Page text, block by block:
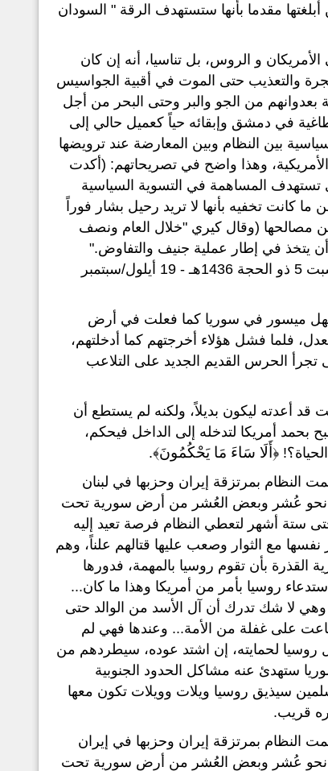
مقدما بأنها ستستهدف الرقة " السودان
و الروس، بل تناسيا، أنه إن كان
والتعذيب حتى الموت في أقبية الجواسيس
من الجو والبر وحتى البحر من أجل
في دمشق وإبقائه حياً كعميل حالي إلى
بين النظام وبين المعارضة عند ترويضها
وهذا واضح في تصريحاتهم: (أكدت
تستهدف المساهمة في التسوية السياسية
أصبحت تعلن ما كانت تخفيه بأنها لا تريد رحيل بشار فوراً
مصالحها (وقال كيري "خلال العام ونصف
يتخذ في إطار عملية جنيف والتفاوض."
وأضاف "ليس بالضرورة أن يكون من اليوم الأول أو الشهر الأول..." العربية السبت 5 ذو الحجة 1436هـ - 19 أيلول/سبتمبر
ميسور في سوريا كما فعلت في أرض
فلما فشل هؤلاء أخرجتهم كما أدخلتهم،
الحرس القديم الجديد على التلاعب
قد أعدته ليكون بديلاً، ولكنه لم يستطع أن
أمريكا لتدخله إلى الداخل فيحكم،
﴿أَلَا سَاءَ مَا يَحْكُمُونَ﴾.
بمرتزقة إيران وحزبها في لبنان
نحو عُشر وبعض العُشر من أرض سورية تحت
ستة أشهر لتعطي النظام فرصة تعيد إليه
مع الثوار وصعب عليها قتالهم علناً، وهم
القذرة بأن تقوم روسيا بالمهمة، فدورها
روسيا بأمر من أمريكا وهذا ما كان...
لا شك تدرك أن آل الأسد من الوالد حتى
على غفلة من الأمة... وعندها فهي لم
روسيا لحمايته، إن اشتد عوده، سيطردهم من
ستهدئ عنه مشاكل الحدود الجنوبية
سيذيق روسيا ويلات وويلات تكون معها
قريب.
بمرتزقة إيران وحزبها في إيران
نحو عُشر وبعض العُشر من أرض سورية تحت